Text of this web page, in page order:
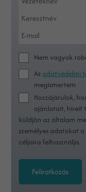
Nem vagyok
Azadatvédelmi
megismertem
Hozzájárulok,
ajánlatait, híreit
küldjön az általam
személyes adatokat
céljaira felhasználja.
Feliratkozás